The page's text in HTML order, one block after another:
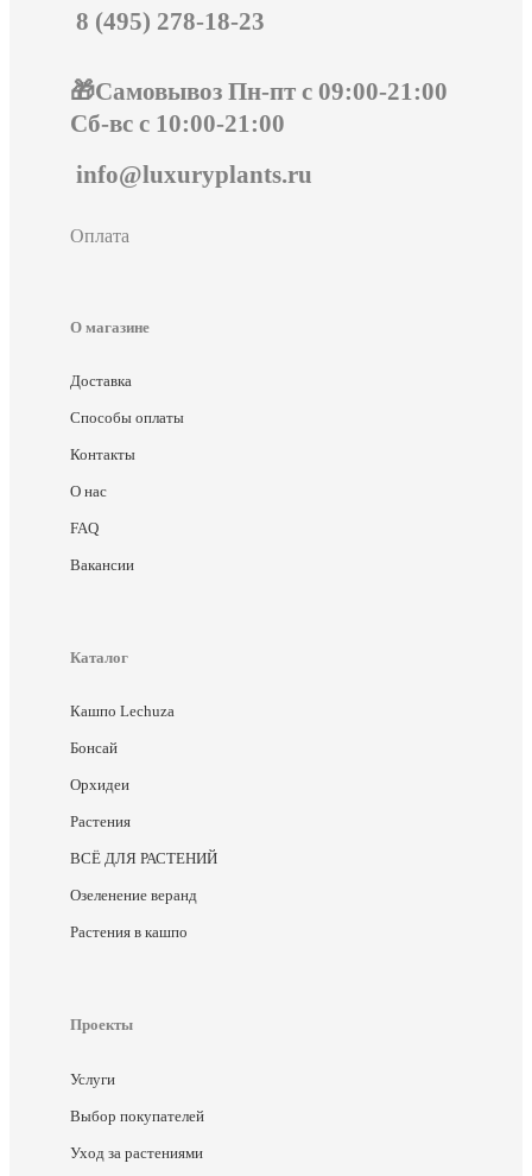
8 (495) 278-18-23
🎁Самовывоз Пн-пт с 09:00-21:00
Сб-вс с 10:00-21:00
info@luxuryplants.ru
Оплата
О магазине
Доставка
Способы оплаты
Контакты
О нас
FAQ
Вакансии
Каталог
Кашпо Lechuza
Бонсай
Орхидеи
Растения
ВСЁ ДЛЯ РАСТЕНИЙ
Озеленение веранд
Растения в кашпо
Проекты
Услуги
Выбор покупателей
Уход за растениями